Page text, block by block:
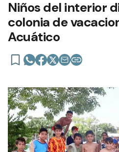
Niños del interior
colonia de
Acuático